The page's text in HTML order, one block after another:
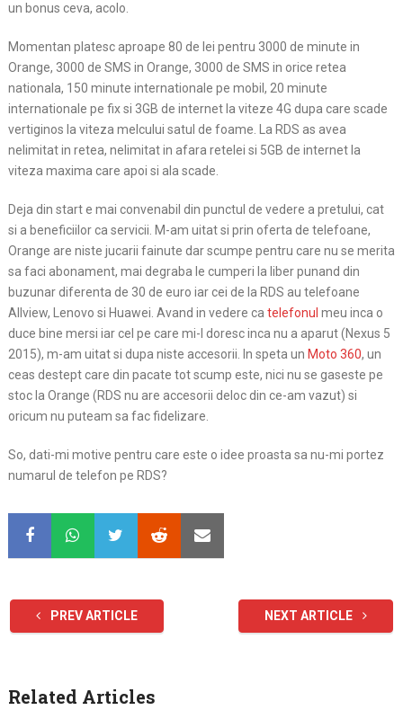
un bonus ceva, acolo.
Momentan platesc aproape 80 de lei pentru 3000 de minute in
Orange, 3000 de SMS in Orange, 3000 de SMS in orice retea
nationala, 150 minute internationale pe mobil, 20 minute
internationale pe fix si 3GB de internet la viteze 4G dupa care scade
vertiginos la viteza melcului satul de foame. La RDS as avea
nelimitat in retea, nelimitat in afara retelei si 5GB de internet la
viteza maxima care apoi si ala scade.
Deja din start e mai convenabil din punctul de vedere a pretului, cat
si a beneficiilor ca servicii. M-am uitat si prin oferta de telefoane,
Orange are niste jucarii fainute dar scumpe pentru care nu se merita
sa faci abonament, mai degraba le cumperi la liber punand din
buzunar diferenta de 30 de euro iar cei de la RDS au telefoane
Allview, Lenovo si Huawei. Avand in vedere ca telefonul meu inca o
duce bine mersi iar cel pe care mi-l doresc inca nu a aparut (Nexus 5
2015), m-am uitat si dupa niste accesorii. In speta un Moto 360, un
ceas destept care din pacate tot scump este, nici nu se gaseste pe
stoc la Orange (RDS nu are accesorii deloc din ce-am vazut) si
oricum nu puteam sa fac fidelizare.
So, dati-mi motive pentru care este o idee proasta sa nu-mi portez
numarul de telefon pe RDS?
PREV ARTICLE NEXT ARTICLE
Related Articles